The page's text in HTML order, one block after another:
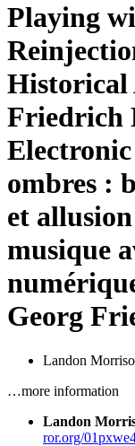
Playing
Historical
Friedrich
ombres :
et
musique
Georg
Landon
…more information
Landon
ror.org/